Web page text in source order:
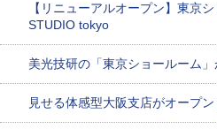
【リニューアルオープン】東京
STUDIO tokyo
美光技研の「東京ショールーム」
見せる体感型大阪支店がオープ